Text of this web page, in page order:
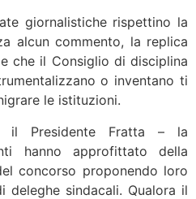
giornalistiche rispettino la
alcun commento, la replica
che il Consiglio di disciplina
o inventano ti
le istituzioni.
il Presidente Fratta – la
hanno approfittato della
concorso proponendo loro
deleghe sindacali. Qualora il